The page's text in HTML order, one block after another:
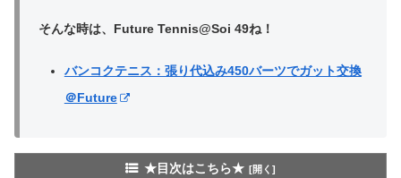
そんな時は、Future Tennis@Soi 49ね！
バンコクテニス：張り代込み450バーツでガット交換
＠Future
★目次はこちら★